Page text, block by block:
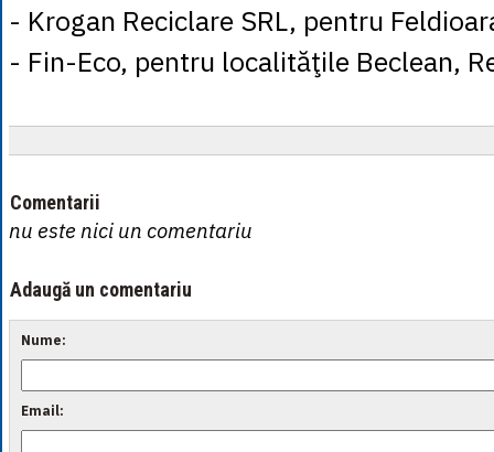
- Krogan Reciclare SRL, pentru
- Fin-Eco, pentru localităţile Beclean,
Comentarii
nu este nici un comentariu
Adaugă un comentariu
Nume:
Email: